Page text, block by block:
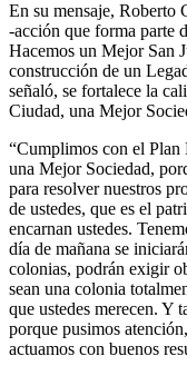
En su mensaje, Roberto
-acción que forma parte
Hacemos un Mejor San
construcción de un
señaló, se fortalece la
Ciudad, una Mejor
“Cumplimos con el
una Mejor Sociedad,
para resolver nuestros
de ustedes, que es el
encarnan ustedes.
día de mañana se
colonias, podrán exigir
sean una colonia
que ustedes merecen. Y
porque pusimos
actuamos con buenos